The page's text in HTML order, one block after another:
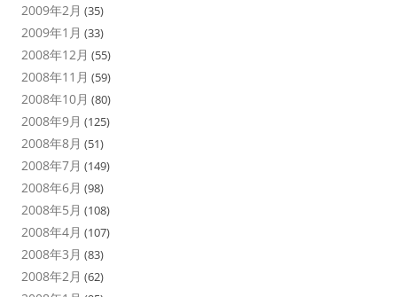
2009年2月 (35)
2009年1月 (33)
2008年12月 (55)
2008年11月 (59)
2008年10月 (80)
2008年9月 (125)
2008年8月 (51)
2008年7月 (149)
2008年6月 (98)
2008年5月 (108)
2008年4月 (107)
2008年3月 (83)
2008年2月 (62)